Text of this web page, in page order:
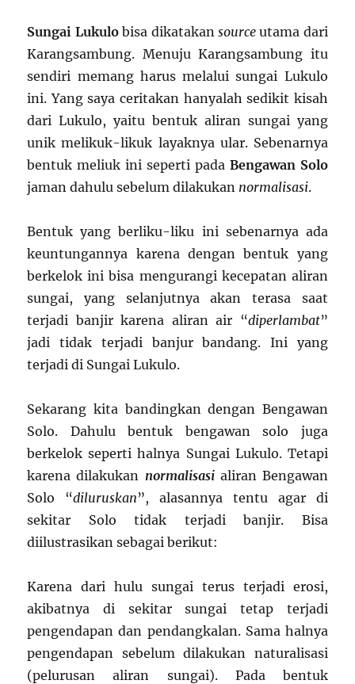
Sungai Lukulobisa dikatakan sourceutama dari
Karangsambung. Menuju Karangsambung itu
sendiri memang harus melalui sungai Lukulo
ini. Yang saya ceritakan hanyalah sedikit kisah
dari Lukulo, yaitu bentuk aliran sungai yang
unik melikuk-likuk layaknya ular. Sebenarnya
bentuk meliuk ini seperti pada Bengawan Solo
jaman dahulu sebelum dilakukan normalisasi.
Bentuk yang berliku-liku ini sebenarnya ada
keuntungannya karena dengan bentuk yang
berkelok ini bisa mengurangi kecepatan aliran
sungai, yang selanjutnya akan terasa saat
terjadi banjir karena aliran air “diperlambat”
jadi tidak terjadi banjur bandang. Ini yang
terjadi di Sungai Lukulo.
Sekarang kita bandingkan dengan Bengawan
Solo. Dahulu bentuk bengawan solo juga
berkelok seperti halnya Sungai Lukulo. Tetapi
karena dilakukan normalisasialiran Bengawan
Solo “diluruskan”, alasannya tentu agar di
sekitar Solo tidak terjadi banjir. Bisa
diilustrasikan sebagai berikut:
Karena dari hulu sungai terus terjadi erosi,
akibatnya di sekitar sungai tetap terjadi
pengendapan dan pendangkalan. Sama halnya
pengendapan sebelum dilakukan naturalisasi
(pelurusan aliran sungai). Pada bentuk